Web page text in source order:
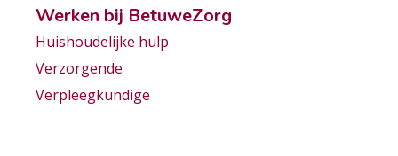
Werken bij BetuweZorg
Huishoudelijke hulp
Verzorgende
Verpleegkundige